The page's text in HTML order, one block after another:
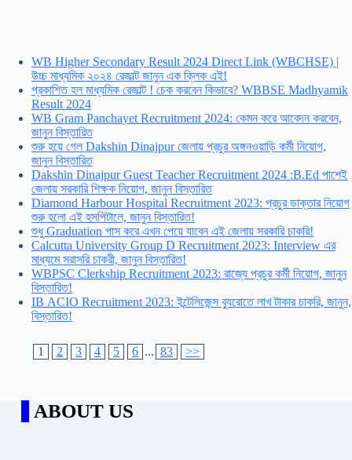
WB Higher Secondary Result 2024 Direct Link (WBCHSE) |
উচ্চ মাধ্যমিক ২০২৪ রেজাল্ট জানুন এক ক্লিক এই!
প্রকাশিত হল মাধ্যমিক রেজাল্ট ! চেক করবেন কিভাবে? WBBSE Madhyamik
Result 2024
WB Gram Panchayet Recruitment 2024: কেমন করে আবেদন করবেন,
জানুন বিস্তারিত
শুরু হয়ে গেল Dakshin Dinajpur জেলায় প্রচুর অঙ্গনওয়াড়ি কর্মী নিয়োগ,
জানুন বিস্তারিত
Dakshin Dinajpur Guest Teacher Recruitment 2024 :B.Ed পাশেই
জেলায় সরকারি শিক্ষক নিয়োগ, জানুন বিস্তারিত
Diamond Harbour Hospital Recruitment 2023: প্রচুর ডাক্তার নিয়োগ
শুরু হলো এই হসপিটালে, জানুন বিস্তারিত!
শুধু Graduation পাস করে এখন পেয়ে যাবেন এই জেলায় সরকারি চাকরি!
Calcutta University Group D Recruitment 2023: Interview এর
মাধ্যমে সরাসরি চাকরী, জানুন বিস্তারিত!
WBPSC Clerkship Recruitment 2023: রাজ্যে প্রচুর কর্মী নিয়োগ, জানুন
বিস্তারিত!
IB ACIO Recruitment 2023: ইন্টেলিজেন্স ব্যুরোতে লাখ টাকার চাকরি, জানুন,
বিস্তারিত!
1 2 3 4 5 6 ... 83 >>
ABOUT US